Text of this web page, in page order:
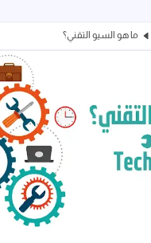
ما هو السيو التقني؟
ما هو السيو التقني؟